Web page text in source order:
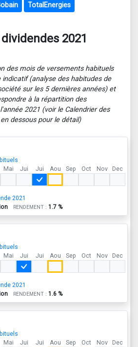
TotalEnergies
2021
des mois de versements habituels
(analyse des habitudes de
sur les 5 dernières années) et
à la répartition des
2021 (voir le Calendrier des
dessous pour le détail)
Mai Jui Jui Aou Sep Oct Nov Dec
2021
RENDEMENT : 1.7 %
Mai Jui Jui Aou Sep Oct Nov Dec
2021
RENDEMENT : 1.6 %
Mai Jui Jui Aou Sep Oct Nov Dec